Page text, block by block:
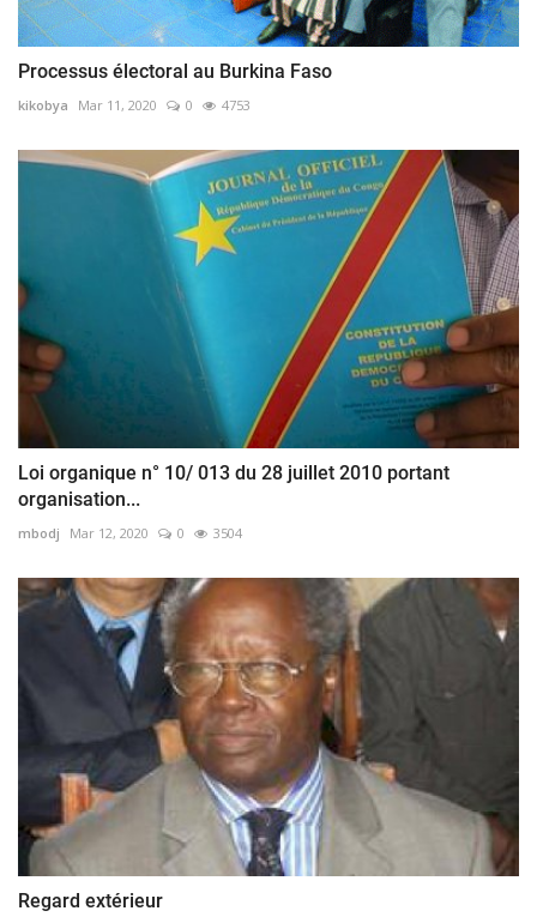
Processus électoral au Burkina Faso
kikobya Mar 11, 2020 0 4753
Loi organique n° 10/ 013 du 28 juillet 2010 portant
organisation...
mbodj Mar 12, 2020 0 3504
Regard extérieur